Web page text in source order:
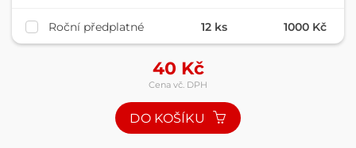
Roční předplatné 12 ks 1000 Kč
40 Kč
Cena vč. DPH
DO KOŠÍKU